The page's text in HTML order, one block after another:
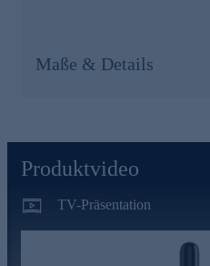
Jahrzehnten optimiert die
Barbara Klein mit großer
Wohlbefinden ihrer
um den Bereich Gesundheit
durch viele kleine Helferlein
Nahrungsergänzung. BK
Maße & Details
Produktvideo
TV-Präsentation